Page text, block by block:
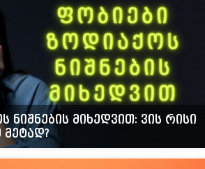
ნიშნების მიხედვით: ვის რისი
მეტად?